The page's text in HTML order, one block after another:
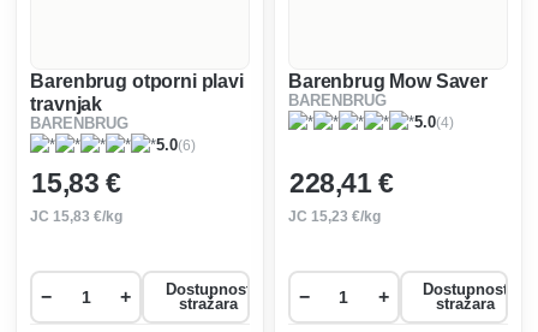
Barenbrug otporni plavi
travnjak
BARENBRUG
5.0(6)
15,83 €
JC15,83 €/kg
− +
Dostupnost
stražara
Barenbrug Mow Saver
BARENBRUG
5.0(4)
228,41 €
JC 15,23 €/kg
− +
Dostupnost
stražara